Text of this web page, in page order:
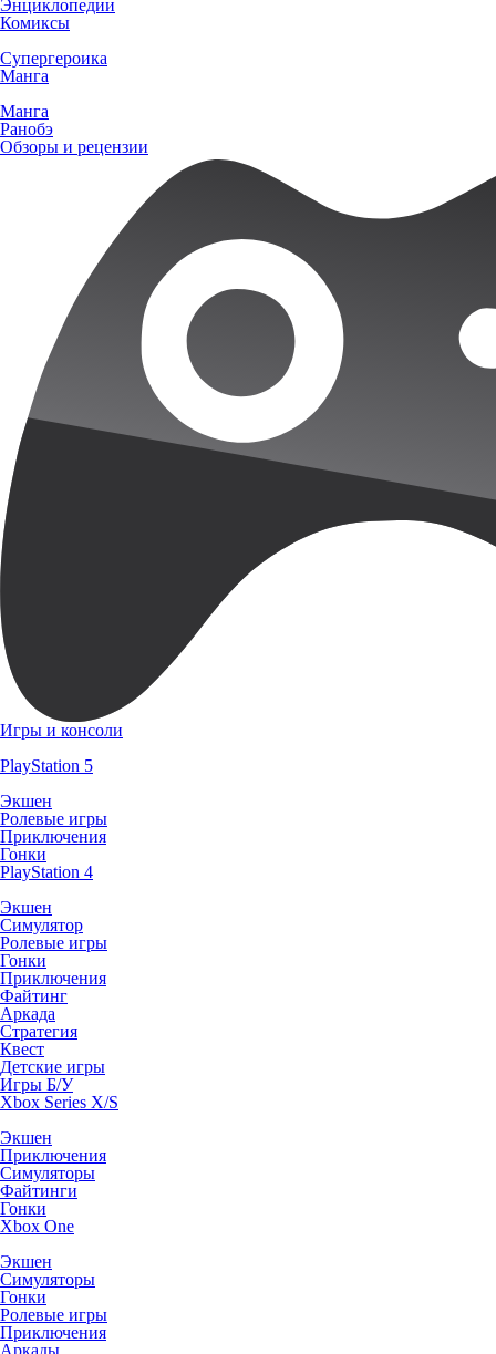
Энциклопедии
Комиксы
Супергероика
Манга
Манга
Ранобэ
Обзоры и рецензии
Игры и консоли
PlayStation 5
Экшен
Ролевые игры
Приключения
Гонки
PlayStation 4
Экшен
Симулятор
Ролевые игры
Гонки
Приключения
Файтинг
Аркада
Стратегия
Квест
Детские игры
Игры Б/У
Xbox Series X/S
Экшен
Приключения
Симуляторы
Файтинги
Гонки
Xbox One
Экшен
Симуляторы
Гонки
Ролевые игры
Приключения
Аркады